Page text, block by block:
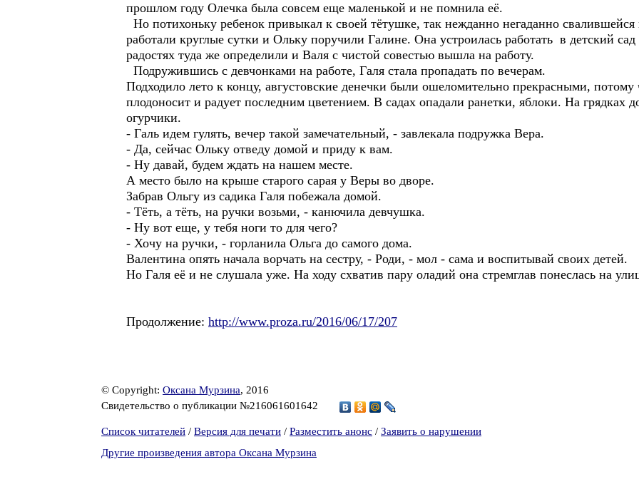
прошлом году Олечка была совсем еще маленькой и не помнила её.
Но потихоньку ребенок привыкал к своей тётушке, так нежданно негаданно
работали круглые сутки и Ольку поручили Галине. Она устроилась работать в детский
радостях туда же определили и Валя с чистой совестью вышла на работу.
Подружившись с девчонками на работе, Галя стала пропадать по вечерам.
Подходило лето к концу, августовские денечки были ошеломительно прекрасными, потому
плодоносит и радует последним цветением. В садах опадали ранетки, яблоки. На грядках
огурчики.
- Галь идем гулять, вечер такой замечательный, - завлекала подружка Вера.
- Да, сейчас Ольку отведу домой и приду к вам.
- Ну давай, будем ждать на нашем месте.
А место было на крыше старого сарая у Веры во дворе.
Забрав Ольгу из садика Галя побежала домой.
- Тёть, а тёть, на ручки возьми, - канючила девчушка.
- Ну вот еще, у тебя ноги то для чего?
- Хочу на ручки, - горланила Ольга до самого дома.
Валентина опять начала ворчать на сестру, - Роди, - мол - сама и воспитывай своих детей.
Но Галя её и не слушала уже. На ходу схватив пару оладий она стремглав понеслась на
Продолжение: http://www.proza.ru/2016/06/17/207
© Copyright: Оксана Мурзина, 2016
Свидетельство о публикации №216061601642
Список читателей / Версия для печати / Разместить анонс / Заявить о нарушении
Другие произведения автора Оксана Мурзина